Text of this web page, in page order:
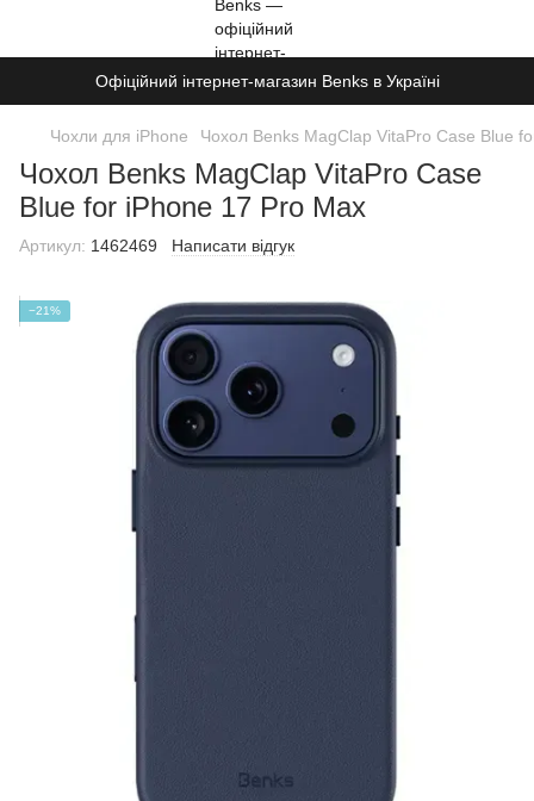
Офіційний інтернет-магазин Benks в Україні
Чохли для iPhone Чохол Benks MagClap VitaPro Case Blue
Чохол Benks MagClap VitaPro Case
Blue for iPhone 17 Pro Max
Артикул: 1462469 Написати відгук
−21%